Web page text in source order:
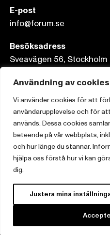
Användning av
Vi använder cookies för att
användarupplevelse och för
används. Dessa cookies
beteende på vår webbplats,
och hur länge du stannar.
hjälpa oss förstå hur vi kan
dig.
Justera mina
E-post
info@forum.se
Besöksadress
Sveavägen 56, Stockholm
Postadress
Box 3159, 103 63 Stockholm
Om